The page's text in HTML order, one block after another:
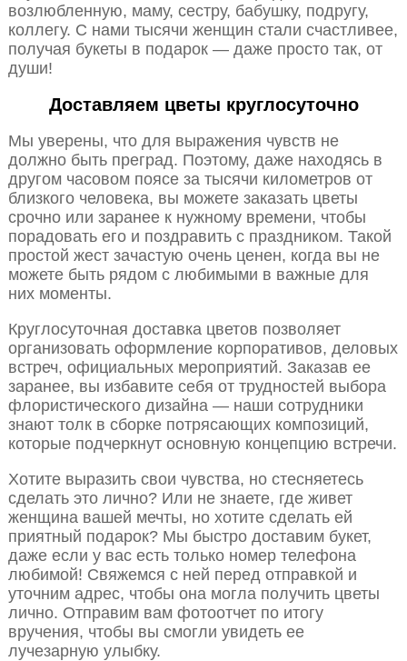
возлюбленную, маму, сестру, бабушку, подругу,
коллегу. С нами тысячи женщин стали счастливее,
получая букеты в подарок — даже просто так, от
души!
Доставляем цветы круглосуточно
Мы уверены, что для выражения чувств не
должно быть преград. Поэтому, даже находясь в
другом часовом поясе за тысячи километров от
близкого человека, вы можете заказать цветы
срочно или заранее к нужному времени, чтобы
порадовать его и поздравить с праздником. Такой
простой жест зачастую очень ценен, когда вы не
можете быть рядом с любимыми в важные для
них моменты.
Круглосуточная доставка цветов позволяет
организовать оформление корпоративов, деловых
встреч, официальных мероприятий. Заказав ее
заранее, вы избавите себя от трудностей выбора
флористического дизайна — наши сотрудники
знают толк в сборке потрясающих композиций,
которые подчеркнут основную концепцию встречи.
Хотите выразить свои чувства, но стесняетесь
сделать это лично? Или не знаете, где живет
женщина вашей мечты, но хотите сделать ей
приятный подарок? Мы быстро доставим букет,
даже если у вас есть только номер телефона
любимой! Свяжемся с ней перед отправкой и
уточним адрес, чтобы она могла получить цветы
лично. Отправим вам фотоотчет по итогу
вручения, чтобы вы смогли увидеть ее
лучезарную улыбку.